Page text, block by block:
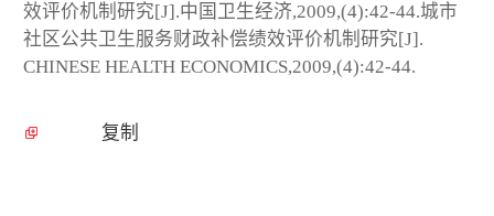
效评价机制研究[J].中国卫生经济,2009,(4):42-44.城市
社区公共卫生服务财政补偿绩效评价机制研究[J].
CHINESE HEALTH ECONOMICS,2009,(4):42-44.
复制